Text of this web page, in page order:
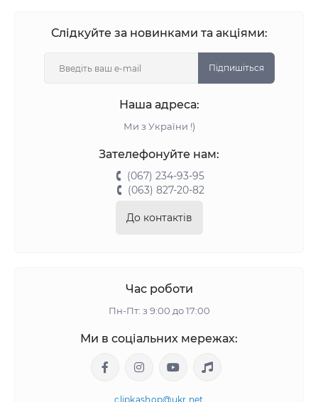
Слідкуйте за новинками та акціями:
Підпишіться
Наша адреса:
Ми з України !)
Зателефонуйте нам:
(067) 234-93-95
(063) 827-20-82
До контактів
Час роботи
Пн-Пт: з 9:00 до 17:00
Ми в соціальних мережах:
clipkashop@ukr.net